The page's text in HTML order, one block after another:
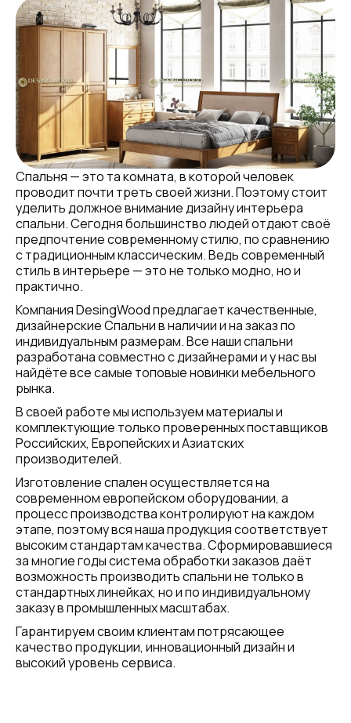
Спальня — это та комната, в которой человек
проводит почти треть своей жизни. Поэтому стоит
уделить должное внимание дизайну интерьера
спальни. Сегодня большинство людей отдают своё
предпочтение современному стилю, по сравнению
с традиционным классическим. Ведь современный
стиль в интерьере — это не только модно, но и
практично.
Компания DesingWood предлагает качественные,
дизайнерские Спальни в наличии и на заказ по
индивидуальным размерам. Все наши спальни
разработана совместно с дизайнерами и у нас вы
найдёте все самые топовые новинки мебельного
рынка.
В своей работе мы используем материалы и
комплектующие только проверенных поставщиков
Российских, Европейских и Азиатских
производителей.
Изготовление спален осуществляется на
современном европейском оборудовании, а
процесс производства контролируют на каждом
этапе, поэтому вся наша продукция соответствует
высоким стандартам качества. Сформировавшиеся
за многие годы система обработки заказов даёт
возможность производить спальни не только в
стандартных линейках, но и по индивидуальному
заказу в промышленных масштабах.
Гарантируем своим клиентам потрясающее
качество продукции, инновационный дизайн и
высокий уровень сервиса.